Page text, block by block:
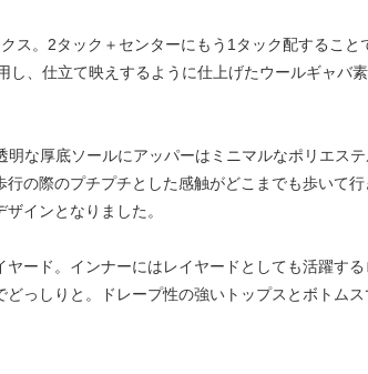
ス。2タック＋センターにもう1タック配すること
、仕立て映えするように仕上げたウールギャバ
明な厚底ソールにアッパーはミニマルなポリエス
の際のプチプチとした感触がどこまでも歩いて
インとなりました。
ード。インナーにはレイヤードとしても活躍す
っしりと。ドレープ性の強いトップスとボトム